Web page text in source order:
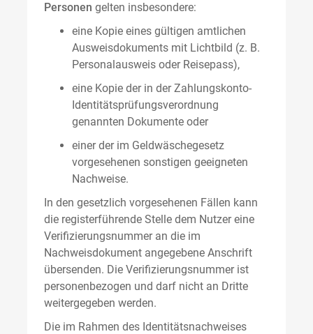
Personen gelten insbesondere:
eine Kopie eines gültigen amtlichen
Ausweisdokuments mit Lichtbild (z. B.
Personalausweis oder Reisepass),
eine Kopie der in der Zahlungskonto-
Identitätsprüfungsverordnung
genannten Dokumente oder
einer der im Geldwäschegesetz
vorgesehenen sonstigen geeigneten
Nachweise.
In den gesetzlich vorgesehenen Fällen kann
die registerführende Stelle dem Nutzer eine
Verifizierungsnummer an die im
Nachweisdokument angegebene Anschrift
übersenden. Die Verifizierungsnummer ist
personenbezogen und darf nicht an Dritte
weitergegeben werden.
Die im Rahmen des Identitätsnachweises